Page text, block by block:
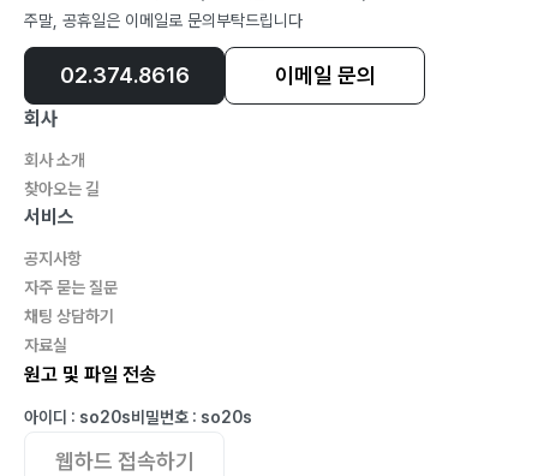
주말, 공휴일은 이메일로 문의부탁드립니다
02.374.8616 이메일 문의
회사
회사 소개
찾아오는 길
서비스
공지사항
자주 묻는 질문
채팅 상담하기
자료실
원고 및 파일 전송
아이디 : so20s비밀번호 : so20s
웹하드 접속하기